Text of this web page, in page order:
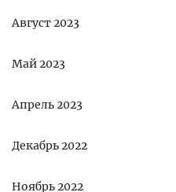
Август 2023
Май 2023
Апрель 2023
Декабрь 2022
Ноябрь 2022